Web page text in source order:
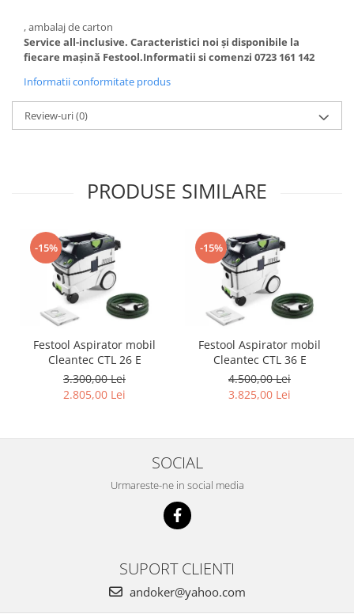
Montarea podelelor
Ferastrau de retezat
Ferastrau pentru plinte
Şlefuitoare de renovare
Rindele
Seturi de scule electrice
Zencuitoare şi burghie teşitoare
Lustruire
Discuri de lustruit din burete
Lână de miel pentru lustruire
Solutie de polisare
Tălpi suport de lustruire
Pânze de ferăstrău Multitool
Accesorii acumulator
Accesorii pentru maşini
Cap de rindeluire
Cutit spirala
Sistem de şine de ghidare
Alte accesorii
Buzunare
Menghine, cleme şi dispozitive de
Sistem de slefuit/polizat cu
Talpă de şlefuire şi paduri
, ambalaj de carton
Service all-inclusive. Caracteristici noi şi disponibile la
fiecare maşină Festool.Informatii si comenzi 0723 161 142
Informatii conformitate produs
Review-uri(0)
PRODUSE SIMILARE
-15%
Festool Aspirator mobil
Cleantec CTL 26 E
3.300,00 Lei
2.805,00 Lei
-15%
Festool Aspirator mobil
Cleantec CTL 36 E
4.500,00 Lei
3.825,00 Lei
SOCIAL
Urmareste-ne in social media
SUPORT CLIENTI
andoker@yahoo.com